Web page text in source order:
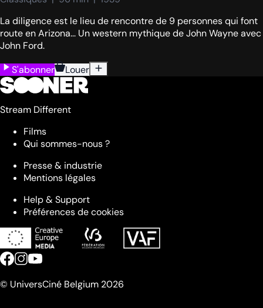
La diligence est le lieu de rencontre de 9 personnes qui font
route en Arizona... Un western mythique de John Wayne avec
John Ford.
S'abonner
Louer
Stream Different
Films
Qui sommes-nous ?
Presse & industrie
Mentions légales
Help & Support
Préférences de cookies
© UniversCiné Belgium 2026